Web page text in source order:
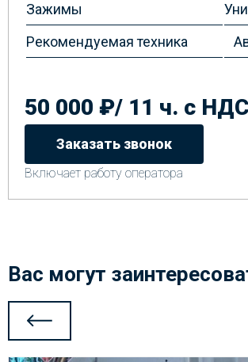
Зажимы
Рекомендуемая техника
50 000 ₽/ 11 ч. с НДС
Заказать звонок
Включает работу оператора
Вас могут